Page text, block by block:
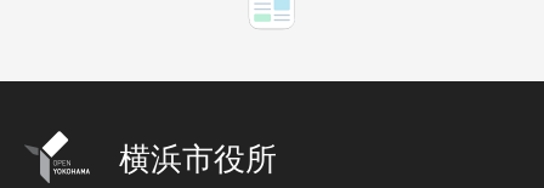
横浜市役所